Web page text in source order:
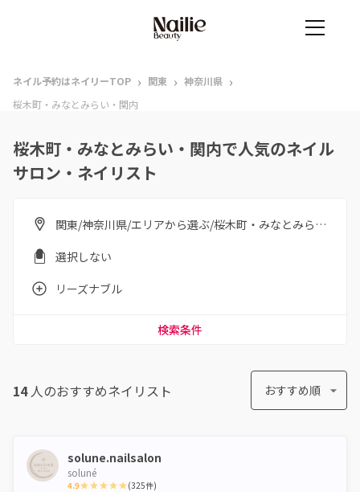
ネイル予約はネイリーTOP › 関東 › 神奈川県 ›
桜木町・みなとみらい・関内
桜木町・みなとみらい・関内で人気のネイル
サロン・ネイリスト
関東/神奈川県/エリアから選ぶ/桜木町・みなとみらい・関内
選択しない
リーズナブル
検索条件
14人のおすすめネイリスト おすすめ順
solune.nailsalon
soluné
4.9 (325件)